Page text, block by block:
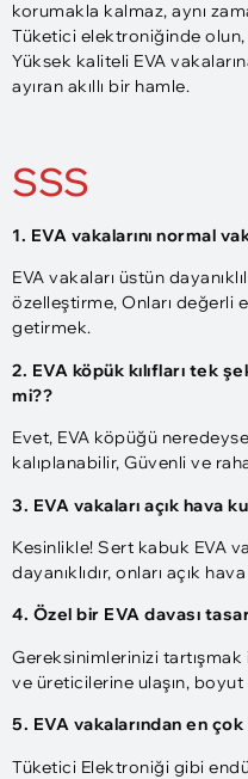
korumakla kalmaz, aynı
Tüketici elektroniğinde
Yüksek kaliteli EVA
ayıran akıllı bir hamle.
SSS
1. EVA vakalarını normal
EVA vakaları üstün
özelleştirme, Onları değerli
getirmek.
2. EVA köpük kılıfları tek
mi??
Evet, EVA köpüğü
kalıplanabilir, Güvenli ve
3. EVA vakaları açık hava
Kesinlikle! Sert kabuk EVA
dayanıklıdır, onları açık
4. Özel bir EVA davası
Gereksinimlerinizi
ve üreticilerine ulaşın,
5. EVA vakalarından en
Tüketici Elektroniği gibi